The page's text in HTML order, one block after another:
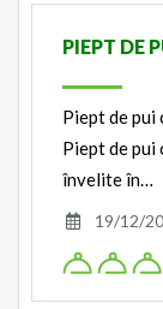
PIEPT DE
Piept de pui
Piept de pui
învelite în…
19/12/